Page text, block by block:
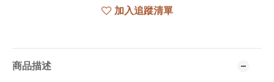
加入追蹤清單
商品描述